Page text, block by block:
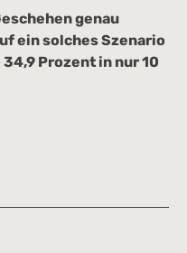
genau
ein solches Szenario
Prozent in nur 10